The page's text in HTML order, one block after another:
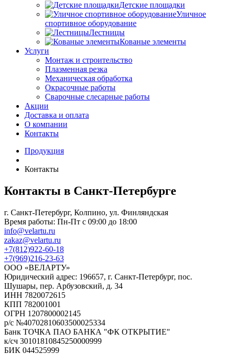
Детские площадки
Уличное
спортивное оборудование
Лестницы
Кованые элементы
Услуги
Монтаж и строительство
Плазменная резка
Механическая обработка
Окрасочные работы
Сварочные слесарные работы
Акции
Доставка и оплата
О компании
Контакты
Продукция
Контакты
Контакты в Санкт-Петербурге
г. Санкт-Петербург, Колпино, ул. Финляндская
Время работы: Пн-Пт с 09:00 до 18:00
info@velartu.ru
zakaz@velartu.ru
+7(812)922-60-18
+7(969)216-23-63
ООО «ВЕЛАРТУ»
Юридический адрес: 196657, г. Санкт-Петербург, пос.
Шушары, пер. Арбузовский, д. 34
ИНН 7820072615
КПП 782001001
ОГРН 1207800002145
р/с №40702810603500025334
Банк ТОЧКА ПАО БАНКА "ФК ОТКРЫТИЕ"
к/сч 30101810845250000999
БИК 044525999